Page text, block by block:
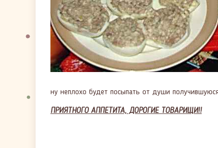
ну неплохо будет посыпать от души
ПРИЯТНОГО АППЕТИТА, ДОРОГИЕ ТОВАРИЩИ!!